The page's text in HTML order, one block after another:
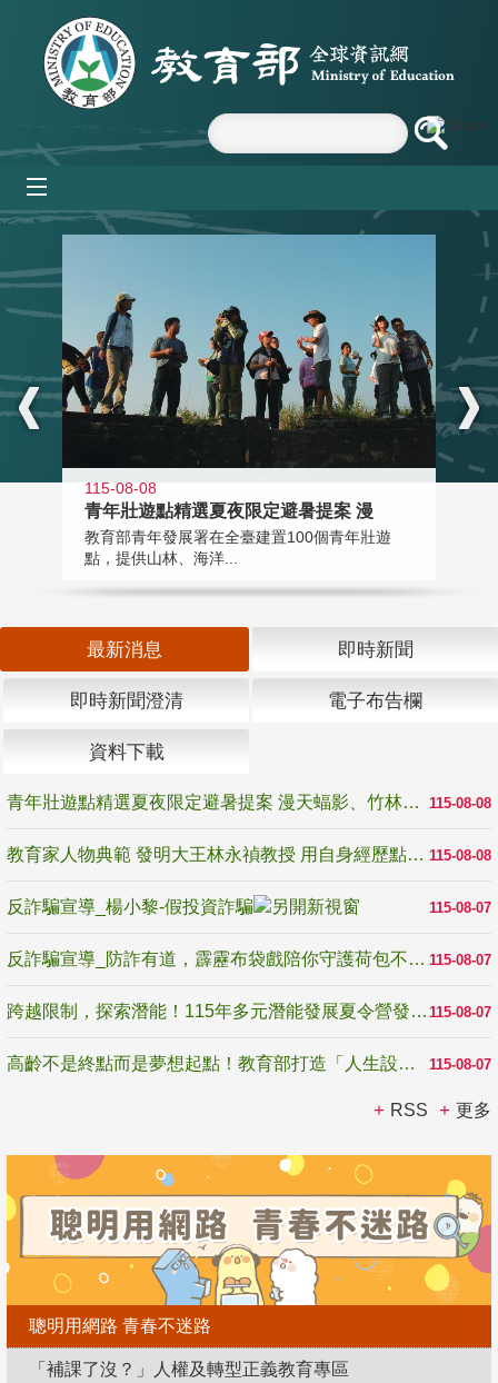
跳到主要內容區塊
:::
115-08-08
青年壯遊點精選夏夜限定避暑提案 漫
教育部青年發展署在全臺建置100個青年壯遊
點，提供山林、海洋...
最新消息 即時新聞
即時新聞澄清 電子布告欄
資料下載
115-08-08
青年壯遊點精選夏夜限定避暑提案 漫天蝠影、竹林尋蛙、茶香夜觀 邀青年暮色出發
115-08-08
教育家人物典範 發明大王林永禎教授 用自身經歷點亮學生的路
115-08-07
反詐騙宣導_楊小黎-假投資詐騙
115-08-07
反詐騙宣導_防詐有道，霹靂布袋戲陪你守護荷包不受騙
115-08-07
跨越限制，探索潛能！115年多元潛能發展夏令營發掘生命無限可能
115-08-07
高齡不是終點而是夢想起點！教育部打造「人生設計夢工場」 參展第3屆高齡健康產業博覽會
RSS 更多
聰明用網路 青春不迷路
「補課了沒？」人權及轉型正義教育專區